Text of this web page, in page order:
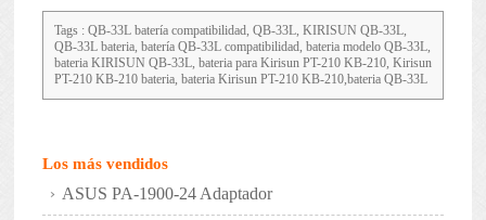
Tags : QB-33L batería compatibilidad, QB-33L, KIRISUN QB-33L,
QB-33L bateria, batería QB-33L compatibilidad, bateria modelo QB-33L,
bateria KIRISUN QB-33L, bateria para Kirisun PT-210 KB-210, Kirisun
PT-210 KB-210 bateria, bateria Kirisun PT-210 KB-210,bateria QB-33L
Los más vendidos
ASUS PA-1900-24 Adaptador